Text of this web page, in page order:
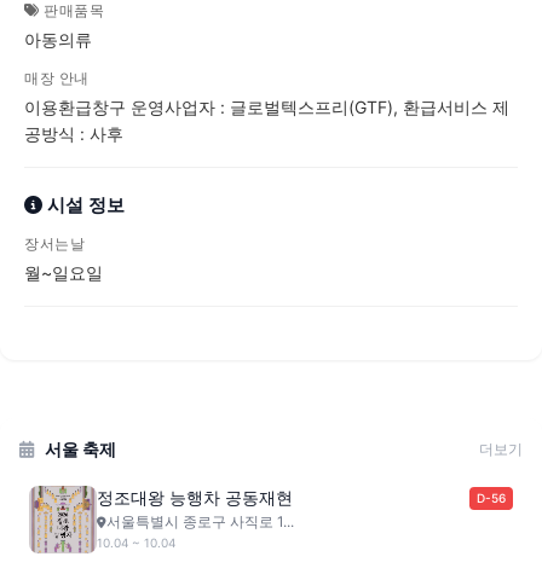
판매품목
아동의류
매장 안내
이용환급창구 운영사업자 : 글로벌텍스프리(GTF), 환급서비스 제
공방식 : 사후
시설 정보
장서는날
월~일요일
서울 축제 더보기
정조대왕 능행차 공동재현 D-56
서울특별시 종로구 사직로 1...
10.04 ~ 10.04